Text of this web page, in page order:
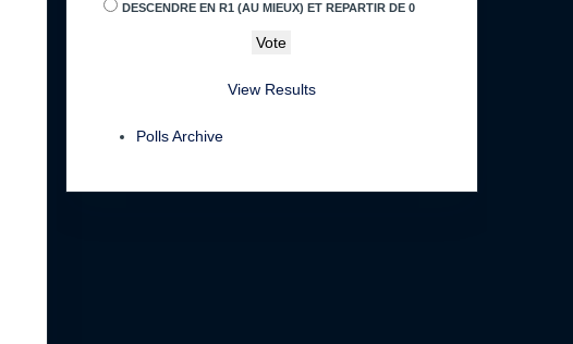
DESCENDRE EN R1 (AU MIEUX) ET REPARTIR DE 0
View Results
Polls Archive